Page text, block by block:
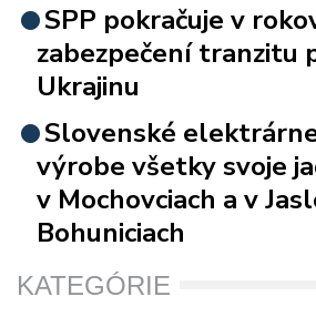
SPP pokračuje v
zabezpečení tranzitu
Ukrajinu
Slovenské
výrobe všetky svoje
v Mochovciach a v
Bohuniciach
KATEGÓRIE